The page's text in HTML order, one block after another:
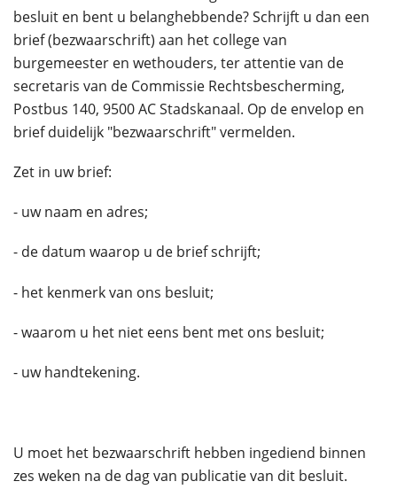
besluit en bent u belanghebbende? Schrijft u dan een
brief (bezwaarschrift) aan het college van
burgemeester en wethouders, ter attentie van de
secretaris van de Commissie Rechtsbescherming,
Postbus 140, 9500 AC Stadskanaal. Op de envelop en
brief duidelijk "bezwaarschrift" vermelden.
Zet in uw brief:
- uw naam en adres;
- de datum waarop u de brief schrijft;
- het kenmerk van ons besluit;
- waarom u het niet eens bent met ons besluit;
- uw handtekening.
U moet het bezwaarschrift hebben ingediend binnen
zes weken na de dag van publicatie van dit besluit.